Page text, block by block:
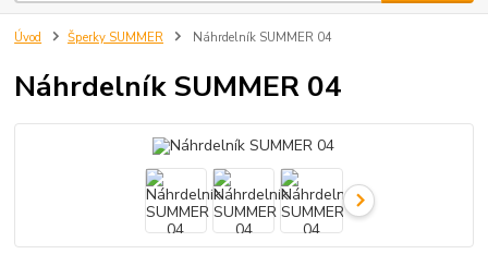
Úvod Šperky SUMMER Náhrdelník SUMMER 04
Náhrdelník SUMMER 04